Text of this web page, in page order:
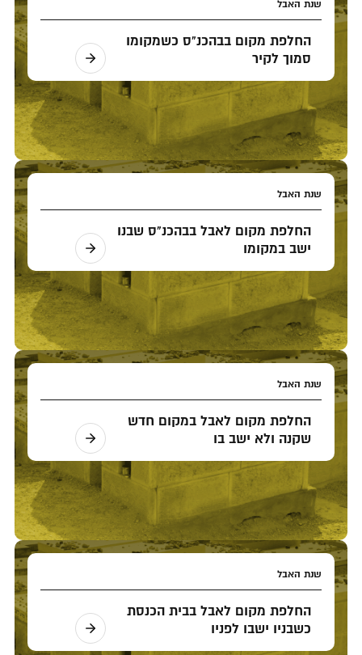
שנת האבל
החלפת מקום בבהכנ"ס כשמקומו
סמוך לקיר
שנת האבל
החלפת מקום לאבל בבהכנ"ס שבנו
ישב במקומו
שנת האבל
החלפת מקום לאבל במקום חדש
שקנה ולא ישב בו
שנת האבל
החלפת מקום לאבל בבית הכנסת
כשבניו ישבו לפניו